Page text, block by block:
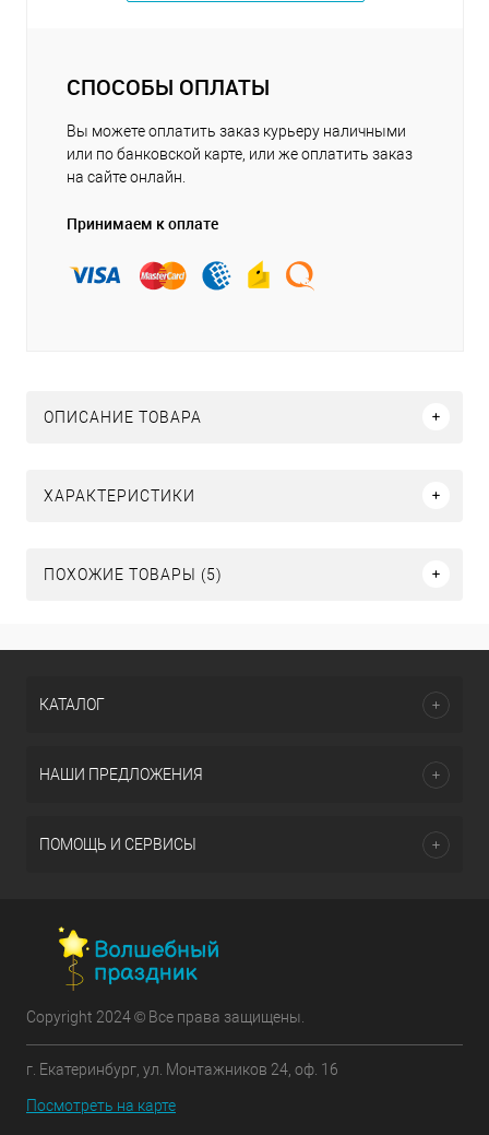
СПОСОБЫ ОПЛАТЫ
Вы можете оплатить заказ курьеру наличными
или по банковской карте, или же оплатить заказ
на сайте онлайн.
Принимаем к оплате
ОПИСАНИЕ ТОВАРА
ХАРАКТЕРИСТИКИ
ПОХОЖИЕ ТОВАРЫ (5)
КАТАЛОГ
НАШИ ПРЕДЛОЖЕНИЯ
ПОМОЩЬ И СЕРВИСЫ
Copyright 2024 © Все права защищены.
г. Екатеринбург, ул. Монтажников 24, оф. 16
Посмотреть на карте